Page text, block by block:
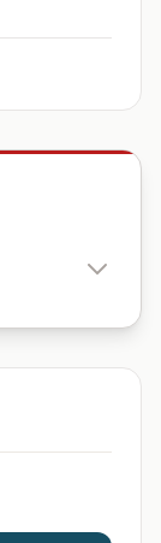
雙連路79